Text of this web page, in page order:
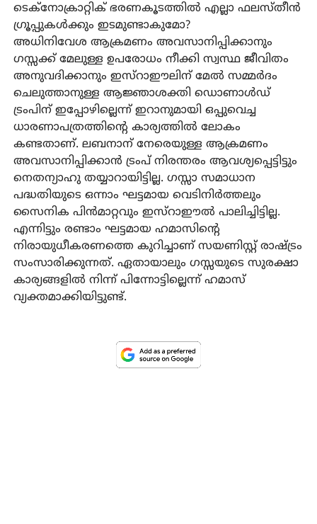
ടെക്‌നോക്രാറ്റിക് ഭരണകൂടത്തില്‍ എല്ലാ ഫലസ്തീന്‍
ഗ്രൂപ്പുകള്‍ക്കും ഇടമുണ്ടാകുമോ?
അധിനിവേശ ആക്രമണം അവസാനിപ്പിക്കാനും
ഗസ്സക്ക് മേലുള്ള ഉപരോധം നീക്കി സ്വസ്ഥ ജീവിതം
അനുവദിക്കാനും ഇസ്‌റാഈലിന് മേല്‍ സമ്മര്‍ദം
ചെലുത്താനുള്ള ആജ്ഞാശക്തി ഡൊണാള്‍ഡ്
ട്രംപിന് ഇപ്പോഴില്ലെന്ന് ഇറാനുമായി ഒപ്പുവെച്ച
ധാരണാപത്രത്തിന്റെ കാര്യത്തില്‍ ലോകം
കണ്ടതാണ്. ലബനാന് നേരെയുള്ള ആക്രമണം
അവസാനിപ്പിക്കാന്‍ ട്രംപ് നിരന്തരം ആവശ്യപ്പെട്ടിട്ടും
നെതന്യാഹു തയ്യാറായിട്ടില്ല. ഗസ്സാ സമാധാന
പദ്ധതിയുടെ ഒന്നാം ഘട്ടമായ വെടിനിര്‍ത്തലും
സൈനിക പിന്‍മാറ്റവും ഇസ്‌റാഈല്‍ പാലിച്ചിട്ടില്ല.
എന്നിട്ടും രണ്ടാം ഘട്ടമായ ഹമാസിന്റെ
നിരായുധീകരണത്തെ കുറിച്ചാണ് സയണിസ്റ്റ് രാഷ്ട്രം
സംസാരിക്കുന്നത്. ഏതായാലും ഗസ്സയുടെ സുരക്ഷാ
കാര്യങ്ങളില്‍ നിന്ന് പിന്നോട്ടില്ലെന്ന് ഹമാസ്
വ്യക്തമാക്കിയിട്ടുണ്ട്.